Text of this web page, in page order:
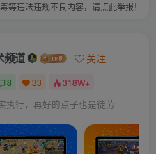
等违法违规不良内容，请点此举报！
频道 关注
8 33 318W+
执行，再好的点子也是徒劳